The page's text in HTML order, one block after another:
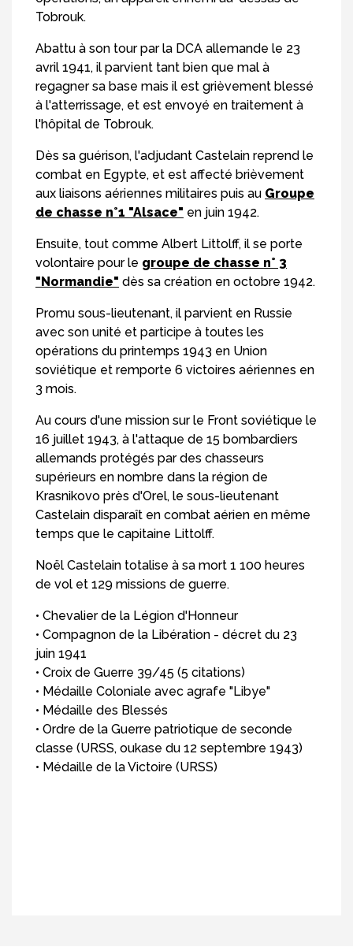
Tobrouk.
Abattu à son tour par la DCA allemande le 23
avril 1941, il parvient tant bien que mal à
regagner sa base mais il est grièvement blessé
à l'atterrissage, et est envoyé en traitement à
l'hôpital de Tobrouk.
Dès sa guérison, l'adjudant Castelain reprend le
combat en Egypte, et est affecté brièvement
aux liaisons aériennes militaires puis au Groupe
de chasse n°1 "Alsace" en juin 1942.
Ensuite, tout comme Albert Littolff, il se porte
volontaire pour le groupe de chasse n° 3
"Normandie" dès sa création en octobre 1942.
Promu sous-lieutenant, il parvient en Russie
avec son unité et participe à toutes les
opérations du printemps 1943 en Union
soviétique et remporte 6 victoires aériennes en
3 mois.
Au cours d'une mission sur le Front soviétique le
16 juillet 1943, à l'attaque de 15 bombardiers
allemands protégés par des chasseurs
supérieurs en nombre dans la région de
Krasnikovo près d'Orel, le sous-lieutenant
Castelain disparaît en combat aérien en même
temps que le capitaine Littolff.
Noël Castelain totalise à sa mort 1 100 heures
de vol et 129 missions de guerre.
• Chevalier de la Légion d'Honneur
• Compagnon de la Libération - décret du 23
juin 1941
• Croix de Guerre 39/45 (5 citations)
• Médaille Coloniale avec agrafe "Libye"
• Médaille des Blessés
• Ordre de la Guerre patriotique de seconde
classe (URSS, oukase du 12 septembre 1943)
• Médaille de la Victoire (URSS)